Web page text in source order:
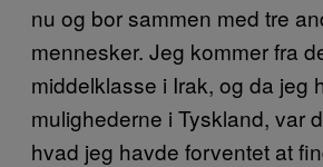
nu og bor sammen med tre
mennesker. Jeg kommer fra
middelklasse i Irak, og da jeg
mulighederne i Tyskland, var
hvad jeg havde forventet at